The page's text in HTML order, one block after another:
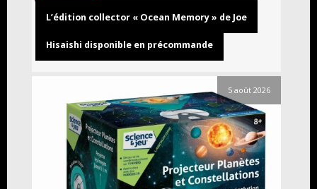
L’édition collector « Ocean Memory » de Joe
Hisaishi disponible en précommande
5 août 2026